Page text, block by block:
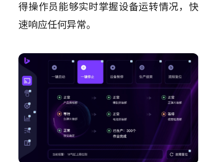
得操作员能够实时掌握设备运转情况，快
速响应任何异常。